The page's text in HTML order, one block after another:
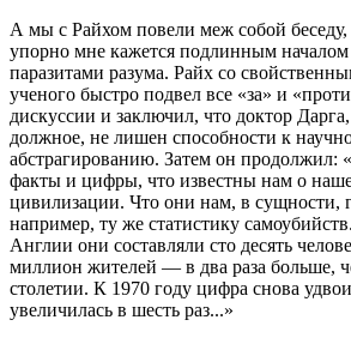
А мы с Райхом повели меж собой беседу,
упорно мне кажется подлинным
паразитами разума. Райх со
ученого быстро подвел все «за» и
дискуссии и заключил, что доктор
должное, не лишен способности к
абстрагированию. Затем он продолжил:
факты и цифры, что известны нам о
цивилизации. Что они нам, в сущности,
например, ту же статистику
Англии они составляли сто десять
миллион жителей — в два раза больше,
столетии. К 1970 году цифра снова
увеличилась в шесть раз...»